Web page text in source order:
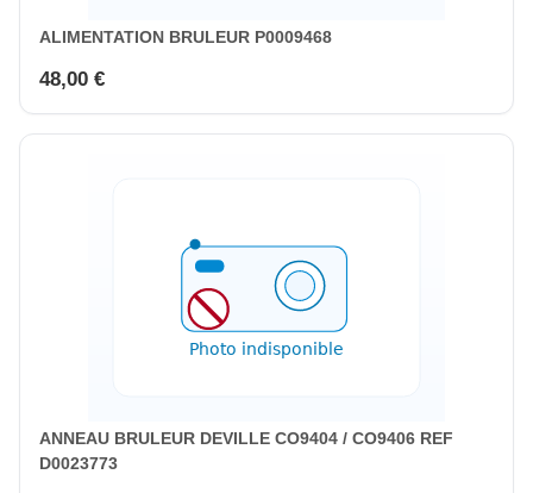
ALIMENTATION BRULEUR P0009468
48,00 €
ANNEAU BRULEUR DEVILLE CO9404 / CO9406 REF
D0023773